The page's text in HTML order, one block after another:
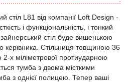
стіл L81 від компанії Loft Design -
і функціональність, і тонкий
стіл буде вишенькою
керівника. Стільниця товщиною 36
х міліметрової протиударною
тумба з двома місткими
з однієї полицею. Тепер ваші